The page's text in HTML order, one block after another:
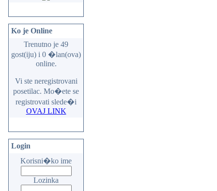
Ko je Online
Trenutno je 49
gost(iju) i 0 �lan(ova)
online.
Vi ste neregistrovani
posetilac. Mo�ete se
registrovati slede�i
OVAJ LINK
Login
Korisni�ko ime
Lozinka